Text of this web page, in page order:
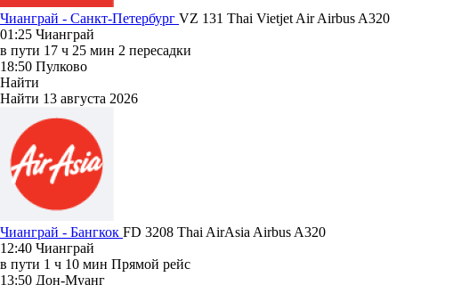
Чианграй - Санкт-Петербург VZ 131 Thai Vietjet AirAirbus A320
01:25 Чианграй
в пути 17 ч 25 мин 2 пересадки
18:50 Пулково
Найти
Найти 13 августа 2026
Чианграй - Бангкок FD 3208 Thai AirAsia Airbus A320
12:40 Чианграй
в пути 1 ч 10 мин Прямой рейс
13:50 Дон-Муанг